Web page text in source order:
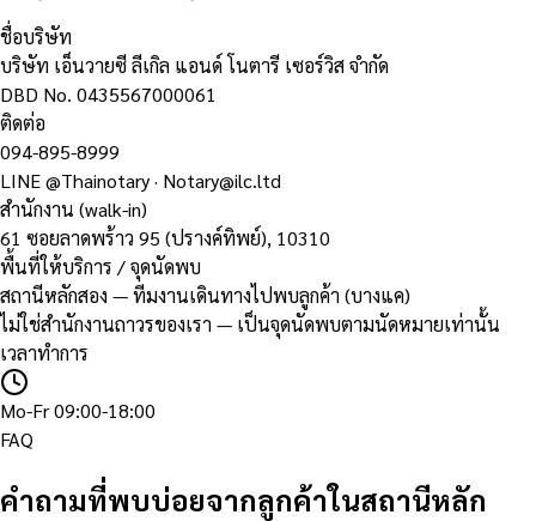
ชื่อบริษัท
บริษัท เอ็นวายซี ลีเกิล แอนด์ โนตารี เซอร์วิส จำกัด
DBD No. 0435567000061
ติดต่อ
094-895-8999
LINE@Thainotary· Notary@ilc.ltd
สำนักงาน (walk-in)
61 ซอยลาดพร้าว 95 (ปรางค์ทิพย์), 10310
พื้นที่ให้บริการ / จุดนัดพบ
สถานีหลักสอง — ทีมงานเดินทางไปพบลูกค้า (บางแค)
ไม่ใช่สำนักงานถาวรของเรา — เป็นจุดนัดพบตามนัดหมายเท่านั้น
เวลาทำการ
Mo-Fr 09:00-18:00
FAQ
คำถามที่พบบ่อยจากลูกค้าในสถานีหลัก